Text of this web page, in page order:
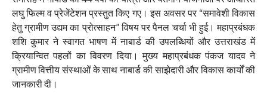
लघु फिल्म व प्रेजेंटेशन प्रस्तुत किए गए। इस अवसर पर “समावेशी विकास
हेतु ग्रामीण उद्यम का प्रोत्साहन” विषय पर पैनल चर्चा भी हुई। महाप्रबंधक
शशि कुमार ने स्वागत भाषण में नाबार्ड की उपलब्धियों और उत्तराखंड में
क्रियान्वित पहलों का विवरण दिया। मुख्य महाप्रबंधक पंकज यादव ने
ग्रामीण वित्तीय संस्थाओं के साथ नाबार्ड की साझेदारी और विकास कार्यों की
जानकारी दी।